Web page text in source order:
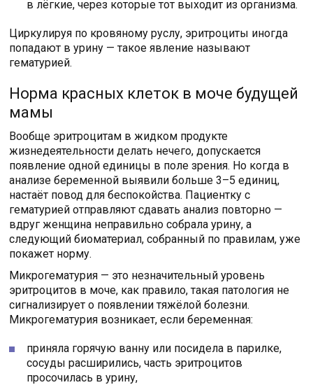
в лёгкие, через которые тот выходит из организма.
Циркулируя по кровяному руслу, эритроциты иногда
попадают в урину — такое явление называют
гематурией.
Норма красных клеток в моче будущей
мамы
Вообще эритроцитам в жидком продукте
жизнедеятельности делать нечего, допускается
появление одной единицы в поле зрения. Но когда в
анализе беременной выявили больше 3–5 единиц,
настаёт повод для беспокойства. Пациентку с
гематурией отправляют сдавать анализ повторно —
вдруг женщина неправильно собрала урину, а
следующий биоматериал, собранный по правилам, уже
покажет норму.
Микрогематурия — это незначительный уровень
эритроцитов в моче, как правило, такая патология не
сигнализирует о появлении тяжёлой болезни.
Микрогематурия возникает, если беременная:
приняла горячую ванну или посидела в парилке,
сосуды расширились, часть эритроцитов
просочилась в урину,